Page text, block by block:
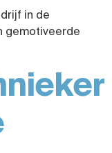
in de
gemotiveerde